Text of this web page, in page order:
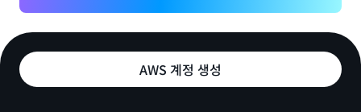
AWS 계정 생성